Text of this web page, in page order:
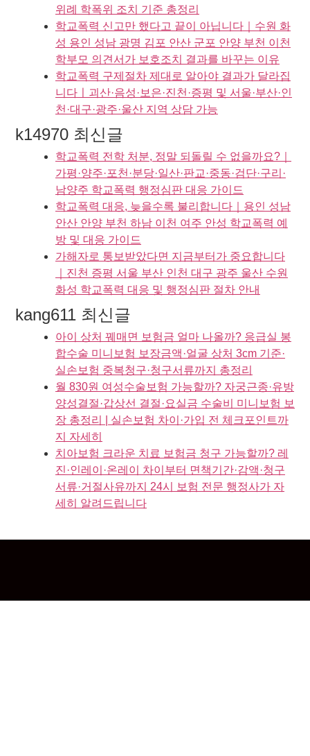
위례 학폭위 조치 기준 총정리
학교폭력 신고만 했다고 끝이 아닙니다｜수원 화
성 용인 성남 광명 김포 안산 군포 안양 부천 이천
학부모 의견서가 보호조치 결과를 바꾸는 이유
학교폭력 구제절차 제대로 알아야 결과가 달라집
니다ㅣ괴산·음성·보은·진천·증평 및 서울·부산·인
천·대구·광주·울산 지역 상담 가능
k14970 최신글
학교폭력 전학 처분, 정말 되돌릴 수 없을까요?｜
가평·양주·포천·분당·일산·판교·중동·검단·구리·
남양주 학교폭력 행정심판 대응 가이드
학교폭력 대응, 늦을수록 불리합니다｜용인 성남
안산 안양 부천 하남 이천 여주 안성 학교폭력 예
방 및 대응 가이드
가해자로 통보받았다면 지금부터가 중요합니다
｜진천 증평 서울 부산 인천 대구 광주 울산 수원
화성 학교폭력 대응 및 행정심판 절차 안내
kang611 최신글
아이 상처 꿰매면 보험금 얼마 나올까? 응급실 봉
합수술 미니보험 보장금액·얼굴 상처 3cm 기준·
실손보험 중복청구·청구서류까지 총정리
월 830원 여성수술보험 가능할까? 자궁근종·유방
양성결절·갑상선 결절·요실금 수술비 미니보험 보
장 총정리 | 실손보험 차이·가입 전 체크포인트까
지 자세히
치아보험 크라운 치료 보험금 청구 가능할까? 레
진·인레이·온레이 차이부터 면책기간·감액·청구
서류·거절사유까지 24시 보험 전문 행정사가 자
세히 알려드립니다